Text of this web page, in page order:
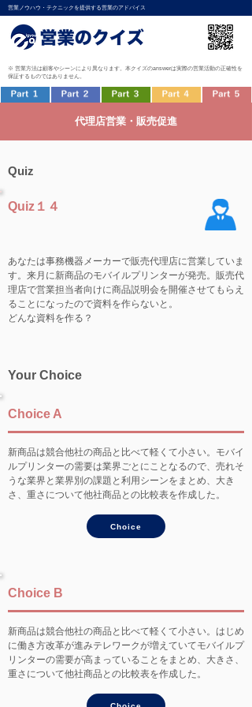
営業ノウハウ・テクニックを提供する営業のアドバイス
※ 営業方法は顧客やシーンにより異なります。本クイズのanswerは実際の営業活動の正確性を
保証するものではありません。
代理店営業・販売促進
Quiz
Quiz１４
あなたは事務機器メーカーで販売代理店に営業していま
す。来月に新商品のモバイルプリンターが発売。販売代
理店で営業担当者向けに商品説明会を開催させてもらえ
ることになったので資料を作らないと。
どんな資料を作る？
Your Choice
Choice A
新商品は競合他社の商品と比べて軽くて小さい。モバイ
ルプリンターの需要は業界ごとにことなるので、売れそ
うな業界と業界別の課題と利用シーンをまとめ、大き
さ、重さについて他社商品との比較表を作成した。
Choice
Choice B
新商品は競合他社の商品と比べて軽くて小さい。はじめ
に働き方改革が進みテレワークが増えていてモバイルプ
リンターの需要が高まっていることをまとめ、大きさ、
重さについて他社商品との比較表を作成した。